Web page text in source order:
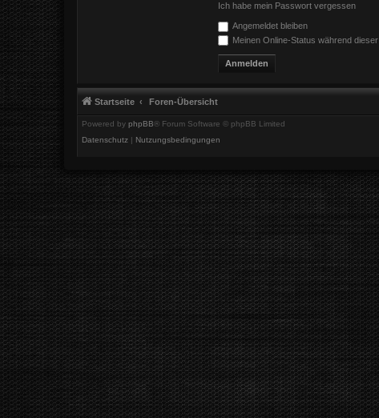
Ich habe mein Passwort vergessen
Angemeldet bleiben
Meinen Online-Status während
Startseite Foren-Übersicht
Powered by phpBB® Forum Software © phpBB Limited
Datenschutz | Nutzungsbedingungen